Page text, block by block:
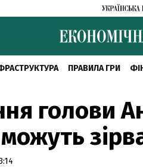
ПРАВИЛА ГРИ
голови